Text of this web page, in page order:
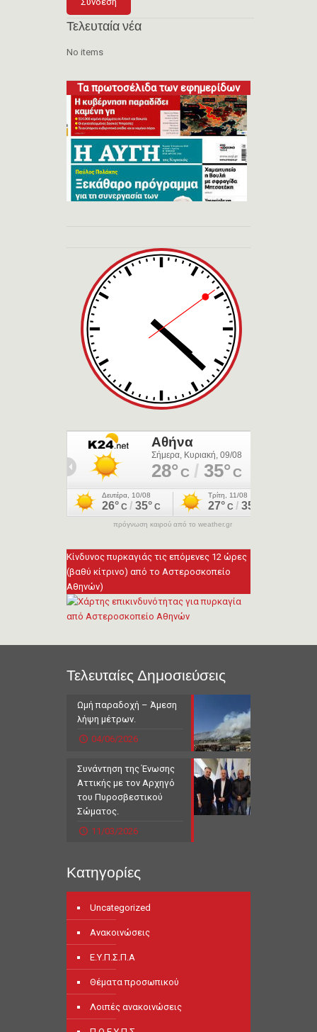
Τελευταία νέα
No items
Τα πρωτοσέλιδα των εφημερίδων
πρόγνωση καιρού από το weather.gr
Κίνδυνος πυρκαγιάς τις επόμενες 12 ώρες
(βαθύ κίτρινο) από το Αστεροσκοπείο
Αθηνών)
Τελευταίες Δημοσιεύσεις
Ωμή παραδοχή – Άμεση
λήψη μέτρων.
04/06/2026
Συνάντηση της Ένωσης
Αττικής με τον Αρχηγό
του Πυροσβεστικού
Σώματος.
11/03/2026
Κατηγορίες
Uncategorized
Ανακοινώσεις
Ε.Υ.Π.Σ.Π.Α
Θέματα προσωπικού
Λοιπές ανακοινώσεις